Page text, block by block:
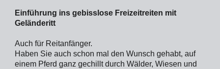
Einführung ins gebisslose Freizeitreiten mit
Geländeritt
Auch für Reitanfänger.
Haben Sie auch schon mal den Wunsch gehabt, auf
einem Pferd ganz gechillt durch Wälder, Wiesen und